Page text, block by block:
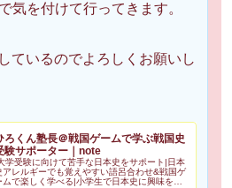
気を付けて行ってきます。
ているのでよろしくお願いし
ろくん塾長＠戦国ゲームで学ぶ戦国史
験サポーター｜note
学受験に向けて苦手な日本史をサポート|日本
アレルギーでも覚えやすい語呂合わせ&戦国ゲ
ムで楽しく学べる|小学生で日本史に興味を持